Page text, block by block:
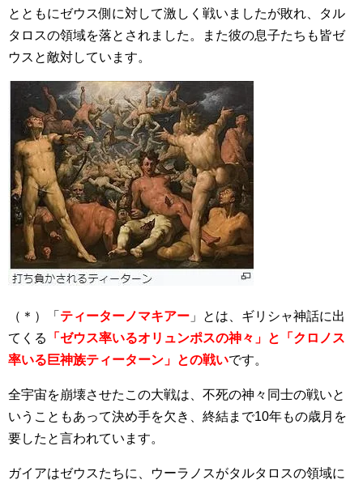
とともにゼウス側に対して激しく戦いましたが敗れ、タル
タロスの領域を落とされました。また彼の息子たちも皆ゼ
ウスと敵対しています。
（＊）「 ティーターノマキアー 」とは、ギリシャ神話に出
てくる
「ゼウス率いるオリュンポスの神々」と「クロノス
率いる巨神族ティーターン」との戦いです。
全宇宙を崩壊させたこの大戦は、不死の神々同士の戦いと
いうこともあって決め手を欠き、終結まで10年もの歳月を
要したと言われています。
ガイアはゼウスたちに、ウーラノスがタルタロスの領域に